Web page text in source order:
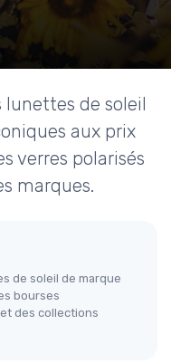
lunettes de soleil
aux prix
verres polarisés
marques.
de soleil de marque
bourses
des collections